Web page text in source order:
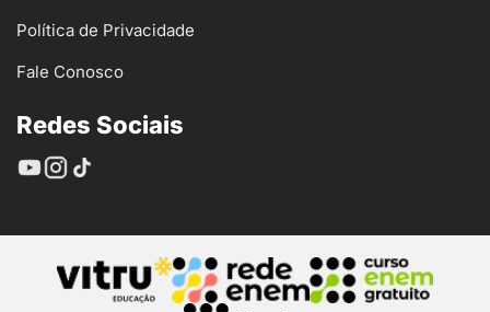
Política de Privacidade
Fale Conosco
Redes Sociais